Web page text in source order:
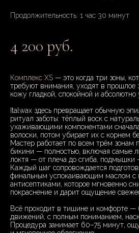
Продолжительность: 1 час 30 минут
4 200 руб.
Комплекс XS — это когда три зоны,
требуют внимания, уходят в прошлое
кожу гладкой, спокойной и абсолютно
Italwax здесь превращает обычную
ритуал заботы: тёплый воск с
ухаживающими компонентами
волоски, потом убирает их с корнем
Мастер работает по всем трём зонам
бикини — полностью, включая самые
локтя — от плеча до сгиба, подмышки
Каждый шаг сопровождается
финальным успокаивающим маслом с
антисептиками, которое мгновенно
покраснение и дарит ощущение
Всё проходит в тишине и комфорте —
движений, с полным пониманием,
Процедура занимает 60–75 минут,